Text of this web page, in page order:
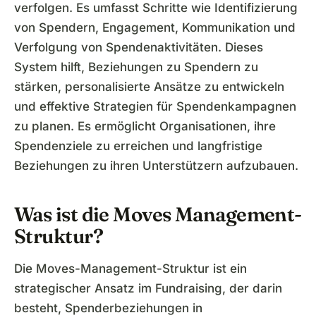
verfolgen. Es umfasst Schritte wie Identifizierung
von Spendern, Engagement, Kommunikation und
Verfolgung von Spendenaktivitäten. Dieses
System hilft, Beziehungen zu Spendern zu
stärken, personalisierte Ansätze zu entwickeln
und effektive Strategien für Spendenkampagnen
zu planen. Es ermöglicht Organisationen, ihre
Spendenziele zu erreichen und langfristige
Beziehungen zu ihren Unterstützern aufzubauen.
Was ist die Moves Management-
Struktur?
Die Moves-Management-Struktur ist ein
strategischer Ansatz im Fundraising, der darin
besteht, Spenderbeziehungen in